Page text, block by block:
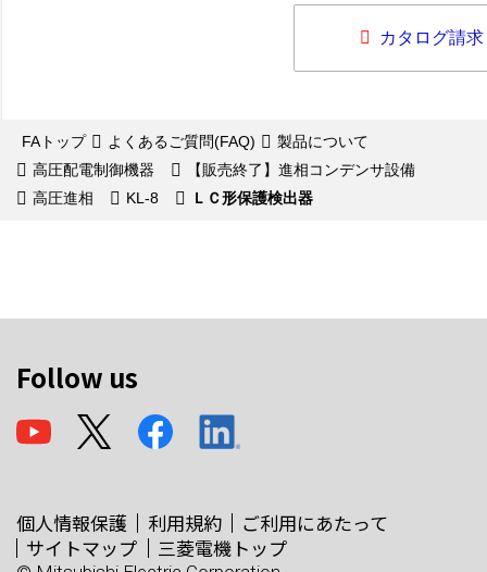
カタログ請求
FAトップ よくあるご質問(FAQ)
製品について
高圧配電制御機器
【販売終了】進相コンデンサ設備
高圧進相
KL-8 ＬＣ形保護検出器
Follow us
個人情報保護 利用規約
ご利用にあたって
サイトマップ
三菱電機トップ